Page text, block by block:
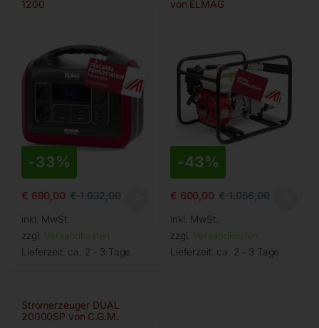
1200
-33%
€ 690,00 €1.032,00
inkl. MwSt.
zzgl. Versandkosten
Lieferzeit: ca. 2 - 3 Tage
von ELMAG
-43%
€ 600,00 €1.056,00
inkl. MwSt.
zzgl. Versandkosten
Lieferzeit: ca. 2 - 3 Tage
Stromerzeuger DUAL
20000SP von C.G.M.